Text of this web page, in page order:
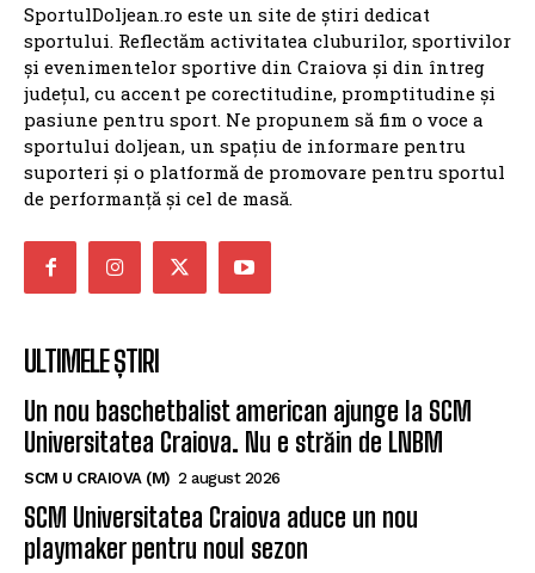
SportulDoljean.ro este un site de știri dedicat
sportului. Reflectăm activitatea cluburilor, sportivilor
și evenimentelor sportive din Craiova și din întreg
județul, cu accent pe corectitudine, promptitudine și
pasiune pentru sport. Ne propunem să fim o voce a
sportului doljean, un spațiu de informare pentru
suporteri și o platformă de promovare pentru sportul
de performanță și cel de masă.
ULTIMELE ȘTIRI
Un nou baschetbalist american ajunge la SCM
Universitatea Craiova. Nu e străin de LNBM
SCM U CRAIOVA (M) 2 august 2026
SCM Universitatea Craiova aduce un nou
playmaker pentru noul sezon